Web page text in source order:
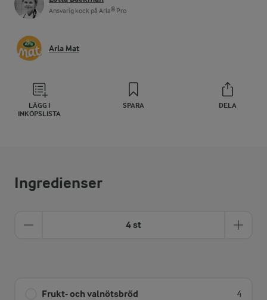
Ansvarig kock på Arla® Pro
Arla Mat
LÄGG I
INKÖPSLISTA
SPARA DELA
Ingredienser
4 st
Frukt- och valnötsbröd 4